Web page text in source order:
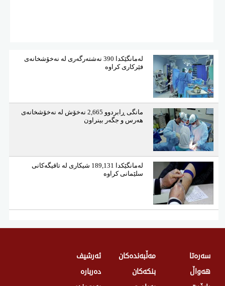
لەمانگێكدا 390 نەشتەرگەری لە نەخۆشخانەی
فێركاری كراوە
مانگی ڕابردوو 2,665 نەخۆش لە نەخۆشخانەی
هەرس و جگەر بینراون
لەمانگێكدا 189,131 شیكاری لە تاقیگەكانی
سلێمانی كراوە
سەرەتا
هەواڵ
مەڵبەندەکان
بنکەکان
ئەرشیف
دەربارە